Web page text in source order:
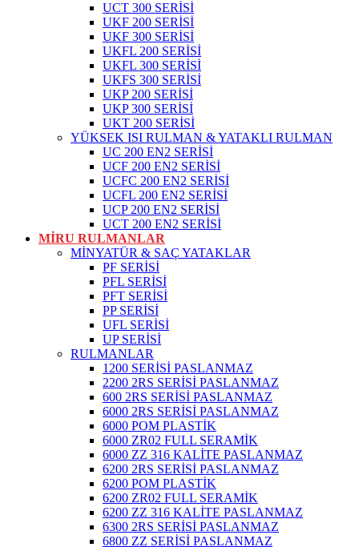
UCT 300 SERİSİ
UKF 200 SERİSİ
UKF 300 SERİSİ
UKFL 200 SERİSİ
UKFL 300 SERİSİ
UKFS 300 SERİSİ
UKP 200 SERİSİ
UKP 300 SERİSİ
UKT 200 SERİSİ
YÜKSEK ISI RULMAN & YATAKLI RULMAN
UC 200 EN2 SERİSİ
UCF 200 EN2 SERİSİ
UCFC 200 EN2 SERİSİ
UCFL 200 EN2 SERİSİ
UCP 200 EN2 SERİSİ
UCT 200 EN2 SERİSİ
MİRU RULMANLAR
MİNYATÜR & SAÇ YATAKLAR
PF SERİSİ
PFL SERİSİ
PFT SERİSİ
PP SERİSİ
UFL SERİSİ
UP SERİSİ
RULMANLAR
1200 SERİSİ PASLANMAZ
2200 2RS SERİSİ PASLANMAZ
600 2RS SERİSİ PASLANMAZ
6000 2RS SERİSİ PASLANMAZ
6000 POM PLASTİK
6000 ZR02 FULL SERAMİK
6000 ZZ 316 KALİTE PASLANMAZ
6200 2RS SERİSİ PASLANMAZ
6200 POM PLASTİK
6200 ZR02 FULL SERAMİK
6200 ZZ 316 KALİTE PASLANMAZ
6300 2RS SERİSİ PASLANMAZ
6800 ZZ SERİSİ PASLANMAZ